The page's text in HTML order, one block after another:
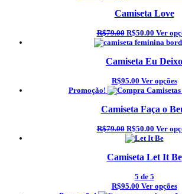
Camiseta Love
R$79.00 R$50.00 Ver
Camiseta Eu Deixo
R$95.00 Ver opções
Promoção!
Camiseta Faça o
R$79.00 R$50.00 Ver
Camiseta Let It Be
5 de 5
R$95.00 Ver opções